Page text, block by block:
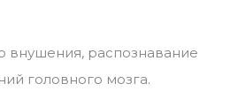
внушения, распознавание
головного мозга.